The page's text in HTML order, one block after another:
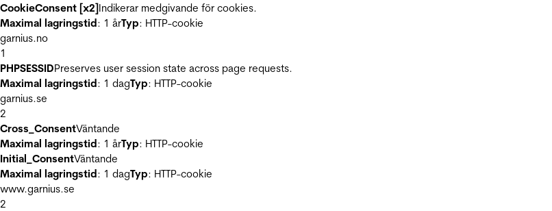
CookieConsent [x2]Indikerar medgivande för cookies.
Maximal lagringstid: 1 årTyp: HTTP-cookie
garnius.no
1
PHPSESSIDPreserves user session state across page requests.
Maximal lagringstid: 1 dagTyp: HTTP-cookie
garnius.se
2
Cross_ConsentVäntande
Maximal lagringstid: 1 årTyp: HTTP-cookie
Initial_ConsentVäntande
Maximal lagringstid: 1 dagTyp: HTTP-cookie
www.garnius.se
2